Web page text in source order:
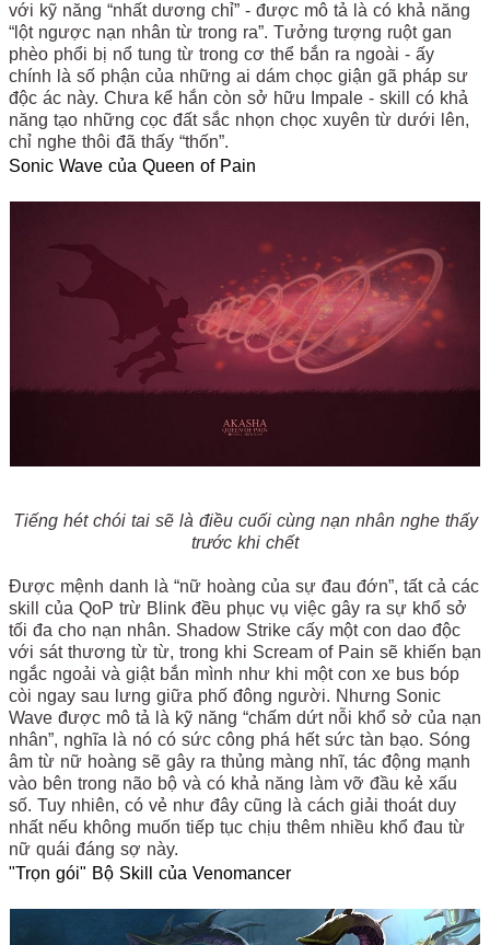
với kỹ năng “nhất dương chỉ” - được mô tả là có khả năng
“lột ngược nạn nhân từ trong ra”. Tưởng tượng ruột gan
phèo phổi bị nổ tung từ trong cơ thể bắn ra ngoài - ấy
chính là số phận của những ai dám chọc giận gã pháp sư
độc ác này. Chưa kể hắn còn sở hữu Impale - skill có khả
năng tạo những cọc đất sắc nhọn chọc xuyên từ dưới lên,
chỉ nghe thôi đã thấy “thốn”.
Sonic Wave của Queen of Pain
Tiếng hét chói tai sẽ là điều cuối cùng nạn nhân nghe thấy
trước khi chết
Được mệnh danh là “nữ hoàng của sự đau đớn”, tất cả các
skill của QoP trừ Blink đều phục vụ việc gây ra sự khổ sở
tối đa cho nạn nhân. Shadow Strike cấy một con dao độc
với sát thương từ từ, trong khi Scream of Pain sẽ khiến bạn
ngắc ngoải và giật bắn mình như khi một con xe bus bóp
còi ngay sau lưng giữa phố đông người. Nhưng Sonic
Wave được mô tả là kỹ năng “chấm dứt nỗi khổ sở của nạn
nhân”, nghĩa là nó có sức công phá hết sức tàn bạo. Sóng
âm từ nữ hoàng sẽ gây ra thủng màng nhĩ, tác động mạnh
vào bên trong não bộ và có khả năng làm vỡ đầu kẻ xấu
số. Tuy nhiên, có vẻ như đây cũng là cách giải thoát duy
nhất nếu không muốn tiếp tục chịu thêm nhiều khổ đau từ
nữ quái đáng sợ này.
"Trọn gói" Bộ Skill của Venomancer